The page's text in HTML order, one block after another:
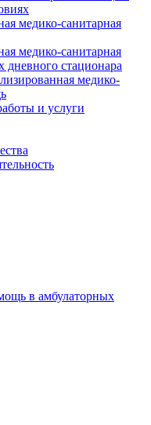
медико-санитарная
медико-санитарная
дневного стационара
медико-
и услуги
в амбулаторных